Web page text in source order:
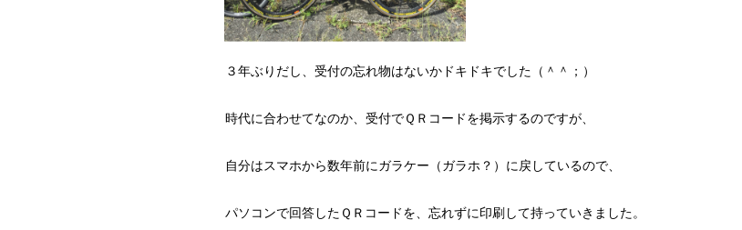
３年ぶりだし、受付の忘れ物はないかドキドキでした（＾＾；）
時代に合わせてなのか、受付でＱＲコードを掲示するのですが、
自分はスマホから数年前にガラケー（ガラホ？）に戻しているので、
パソコンで回答したＱＲコードを、忘れずに印刷して持っていきました。